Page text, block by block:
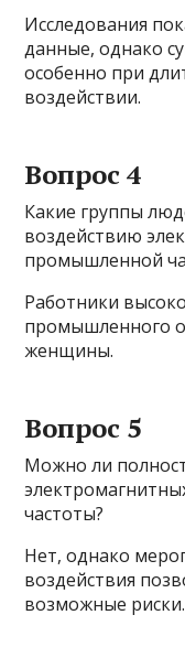
Исследования
данные, однако
особенно при
воздействии.
Вопрос 4
Какие группы
воздействию
промышленной
Работники
промышленного
женщины.
Вопрос 5
Можно ли
частоты?
Нет, однако
воздействия
возможные риски.